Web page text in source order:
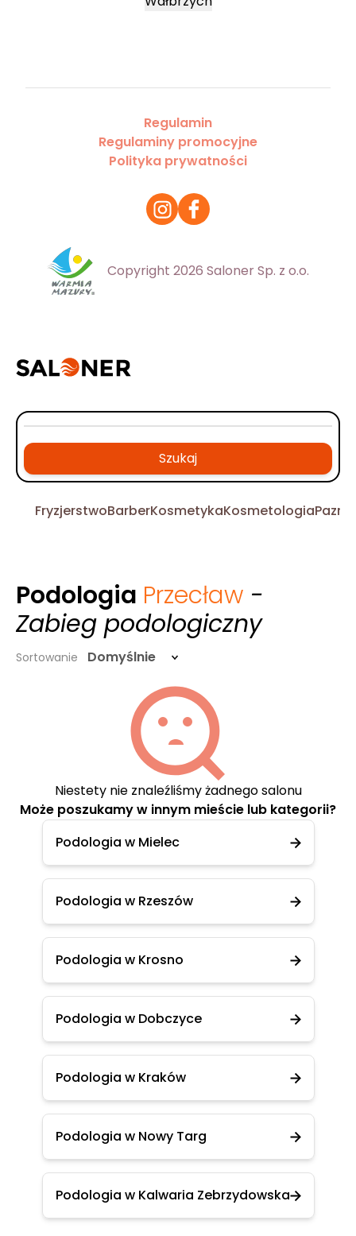
Regulamin
Regulaminy promocyjne
Polityka prywatności
Copyright 2026 Saloner Sp. z o.o.
Szukaj
FryzjerstwoBarberKosmetykaKosmetologia
Podologia Przecław -
Zabieg podologiczny
Sortowanie Domyślnie
Niestety nie znaleźliśmy żadnego salonu
Może poszukamy w innym mieście lub kategorii?
Podologia w Mielec
Podologia w Rzeszów
Podologia w Krosno
Podologia w Dobczyce
Podologia w Kraków
Podologia w Nowy Targ
Podologia w Kalwaria Zebrzydowska